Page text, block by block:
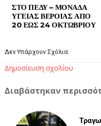
ΣΤΟ ΠΕΔΥ – ΜΟΝΑΔΑ
ΥΓΕΙΑΣ ΒΕΡΟΙΑΣ ΑΠΟ
20 ΕΩΣ 24 ΟΚΤΩΒΡΙΟΥ
Δεν Υπάρχουν Σχόλια:
Δημοσίευση σχολίου
Διαβάστηκαν